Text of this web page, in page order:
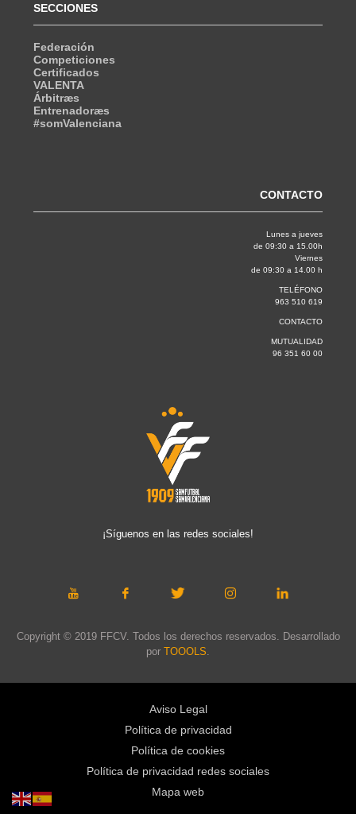
SECCIONES
Federación
Competiciones
Certificados
VALENTA
Árbitræs
Entrenadoræs
#somValenciana
CONTACTO
Lunes a jueves
de 09:30 a 15.00h
Viernes
de 09:30 a 14.00 h
TELÉFONO
963 510 619
CONTACTO
MUTUALIDAD
96 351 60 00
¡Síguenos en las redes sociales!
Copyright © 2019 FFCV. Todos los derechos reservados. Desarrollado
por TOOOLS
Aviso Legal
Política de privacidad
Política de cookies
Política de privacidad redes sociales
Mapa web